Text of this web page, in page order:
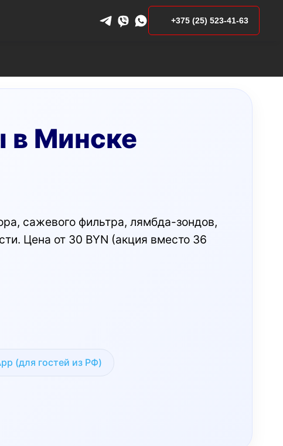
+375 (25) 523-41-63
в Минске
сажевого фильтра, лямбда-зондов,
Цена от 30 BYN (акция вместо 36
(для гостей из РФ)